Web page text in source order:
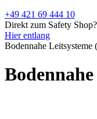
+49 421 69 444 10
Direkt zum Safety Shop?
Hier entlang
Bodennahe